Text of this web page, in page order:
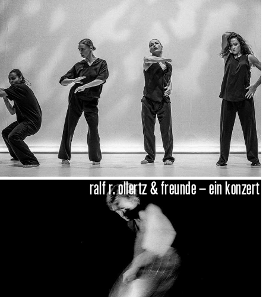
ralf r. ollertz & freunde – ein konzert